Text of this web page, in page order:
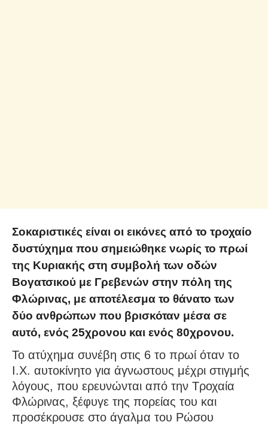
Σοκαριστικές είναι οι εικόνες από το τροχαίο
δυστύχημα που σημειώθηκε νωρίς το πρωί
της Κυριακής στη συμβολή των οδών
Βογατσικού με Γρεβενών στην πόλη της
Φλώρινας, με αποτέλεσμα το θάνατο των
δύο ανθρώπων που βρισκόταν μέσα σε
αυτό, ενός 25χρονου και ενός 80χρονου.
Το ατύχημα συνέβη στις 6 το πρωί όταν το
Ι.Χ. αυτοκίνητο για άγνωστους μέχρι στιγμής
λόγους, που ερευνώνται από την Τροχαία
Φλώρινας, ξέφυγε της πορείας του και
προσέκρουσε στο άγαλμα του Ρώσου